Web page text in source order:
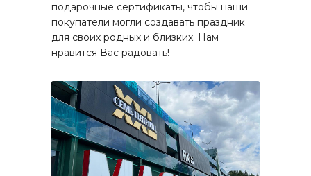
подарочные сертификаты, чтобы наши
покупатели могли создавать праздник
для своих родных и близких. Нам
нравится Вас радовать!